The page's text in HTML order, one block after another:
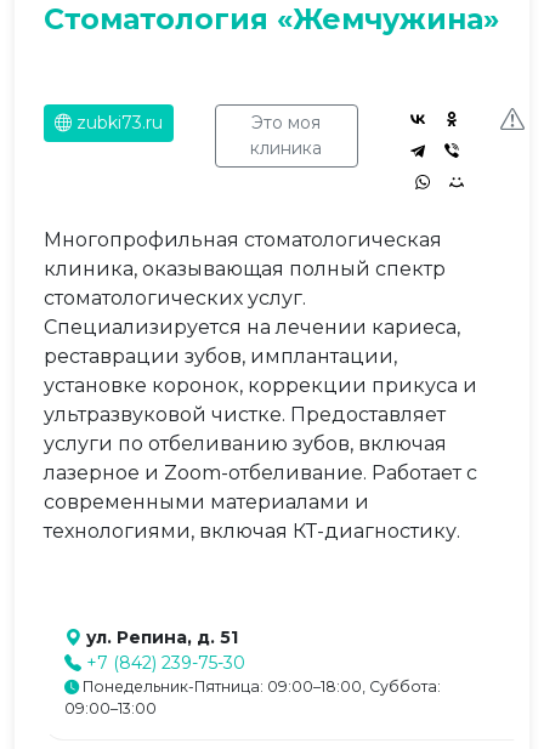
Стоматология «Жемчужина»
zubki73.ru
Это моя
клиника
Многопрофильная стоматологическая
клиника, оказывающая полный спектр
стоматологических услуг.
Специализируется на лечении кариеса,
реставрации зубов, имплантации,
установке коронок, коррекции прикуса и
ультразвуковой чистке. Предоставляет
услуги по отбеливанию зубов, включая
лазерное и Zoom-отбеливание. Работает с
современными материалами и
технологиями, включая КТ-диагностику.
ул. Репина, д. 51
+7 (842) 239-75-30
Понедельник-Пятница: 09:00–18:00, Суббота:
09:00–13:00